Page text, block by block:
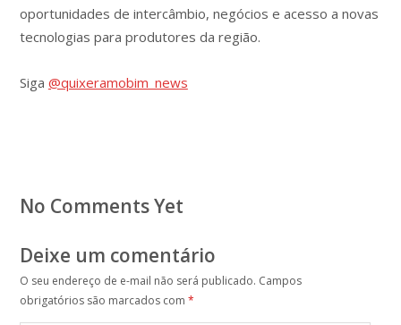
oportunidades de intercâmbio, negócios e acesso a novas
tecnologias para produtores da região.
Siga @quixeramobim_news
No Comments Yet
Deixe um comentário
O seu endereço de e-mail não será publicado. Campos
obrigatórios são marcados com *